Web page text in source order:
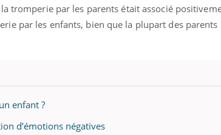
tromperie par les parents était associé
par les enfants, bien que la plupart des parents
enfant ?
d’émotions négatives